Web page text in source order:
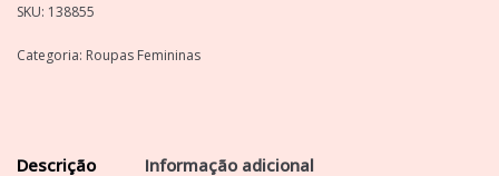
SKU: 138855
Categoria: Roupas Femininas
Descrição Informação adicional